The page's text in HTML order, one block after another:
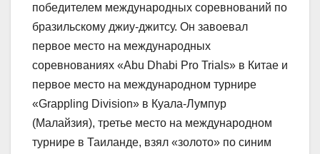
победителем международных соревнований по
бразильскому джиу-джитсу. Он завоевал
первое место на международных
соревнованиях «Abu Dhabi Pro Trials» в Китае и
первое место на международном турнире
«Grappling Division» в Куала-Лумпур
(Малайзия), третье место на международном
турнире в Таиланде, взял «золото» по синим